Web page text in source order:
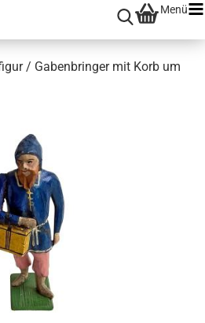
Menü
/ Gabenbringer mit Korb um